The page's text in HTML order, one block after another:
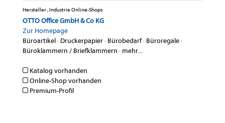
Hersteller , Industrie Online-Shops
OTTO Office GmbH & Co KG
Zur Homepage
Büroartikel· Druckerpapier· Bürobedarf· Büroregale·
Büroklammern / Briefklammern · mehr...
Katalog vorhanden
Online-Shop vorhanden
Premium-Profil